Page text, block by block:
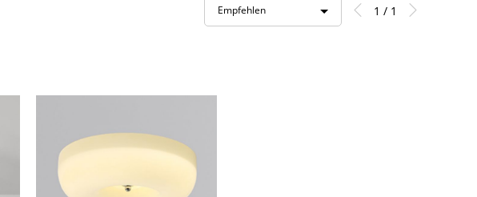
Empfehlen 1 / 1